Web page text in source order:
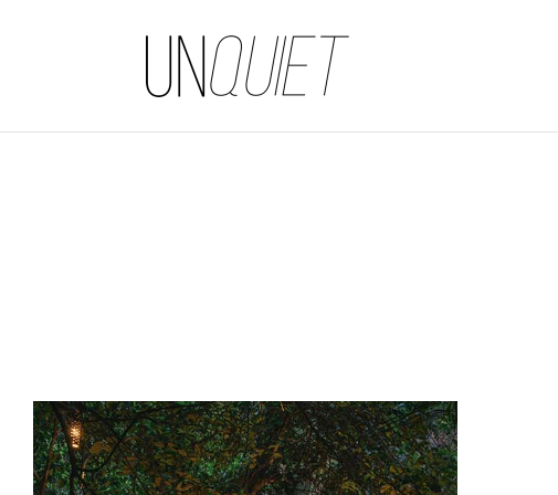
UNQUIET